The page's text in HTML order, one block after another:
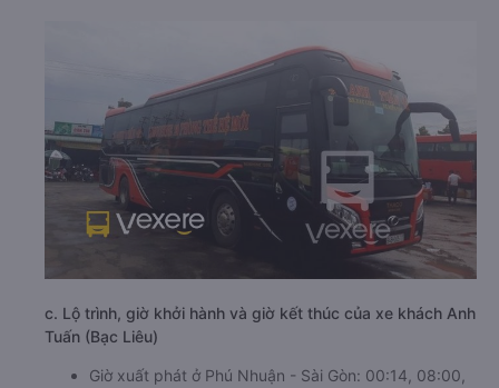
c. Lộ trình, giờ khởi hành và giờ kết thúc của xe khách Anh
Tuấn (Bạc Liêu)
Giờ xuất phát ở Phú Nhuận - Sài Gòn: 00:14, 08:00,